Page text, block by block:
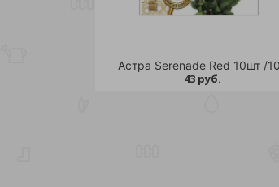
Астра Serenade Red 10шт /10
43 руб.